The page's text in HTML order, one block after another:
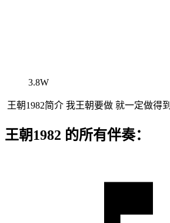
3.8W
王朝1982简介 我王朝要做 就一定做得到
王朝1982 的所有伴奏：